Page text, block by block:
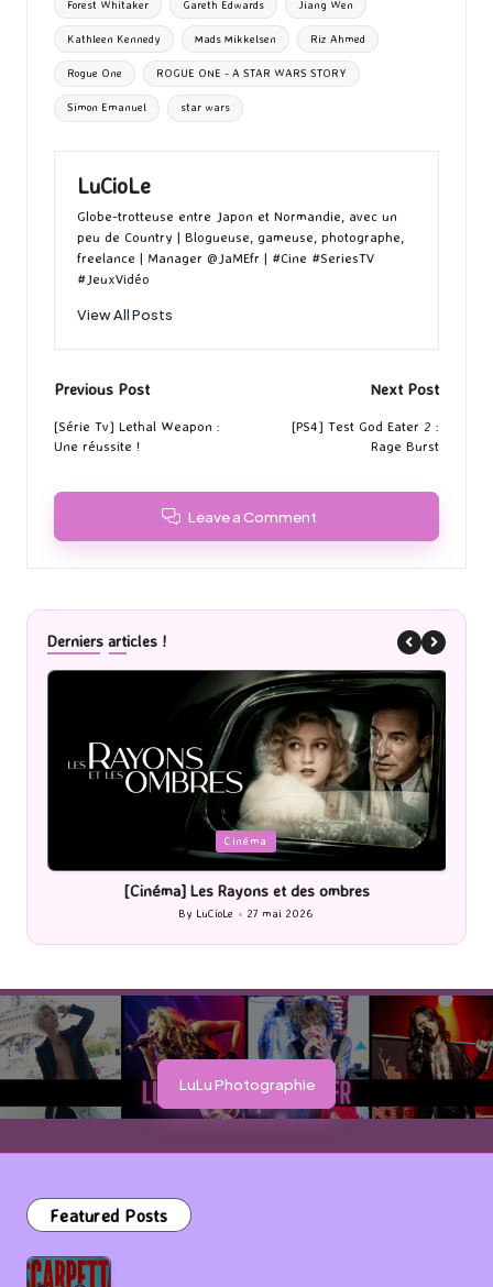
Forest Whitaker Gareth Edwards Jiang Wen
Kathleen Kennedy Mads Mikkelsen Riz Ahmed
Rogue One ROGUE ONE - A STAR WARS STORY
Simon Emanuel star wars
LuCioLe
Globe-trotteuse entre Japon et Normandie, avec un
peu de Country | Blogueuse, gameuse, photographe,
freelance | Manager @JaMEfr | #Cine #SeriesTV
#JeuxVidéo
View All Posts
Post
navigation
Previous Post
[Série Tv] Lethal Weapon :
Une réussite !
Next Post
[PS4] Test God Eater 2 :
Rage Burst
Leave a Comment
Derniers articles !
Cinéma
[Cinéma] Les Rayons et des ombres
Posted
by
By LuCioLe 27 mai 2026
LuLu Photographie
Featured Posts